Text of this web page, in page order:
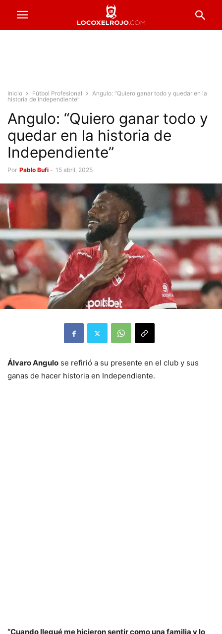
Inicio Fútbol Profesional
Angulo: “Quiero ganar todo y quedar en la
historia de Independiente”
Angulo: “Quiero ganar todo y
quedar en la historia de
Independiente”
Por Pablo Bufi - 15 abril, 2025
Álvaro Angulo se refirió a su presente en el club y sus
ganas de hacer historia en Independiente.
“Cuando llegué me hicieron sentir como una familia y lo